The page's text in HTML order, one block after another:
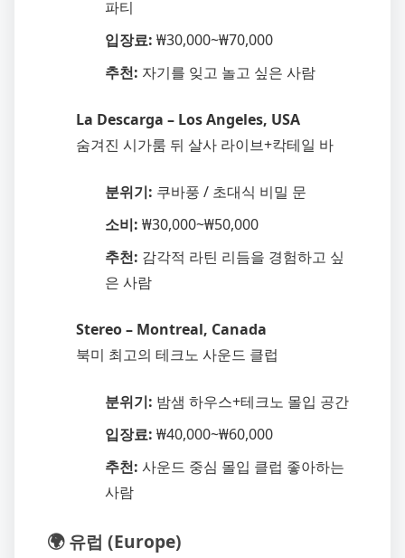
파티
입장료: ₩30,000~₩70,000
추천: 자기를 잊고 놀고 싶은 사람
La Descarga – Los Angeles, USA
숨겨진 시가룸 뒤 살사 라이브+칵테일 바
분위기: 쿠바풍 / 초대식 비밀 문
소비: ₩30,000~₩50,000
추천: 감각적 라틴 리듬을 경험하고 싶
은 사람
Stereo – Montreal, Canada
북미 최고의 테크노 사운드 클럽
분위기: 밤샘 하우스+테크노 몰입 공간
입장료: ₩40,000~₩60,000
추천: 사운드 중심 몰입 클럽 좋아하는
사람
🌍 유럽 (Europe)